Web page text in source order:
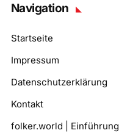
Navigation
Startseite
Impressum
Datenschutzerklärung
Kontakt
folker.world | Einführung